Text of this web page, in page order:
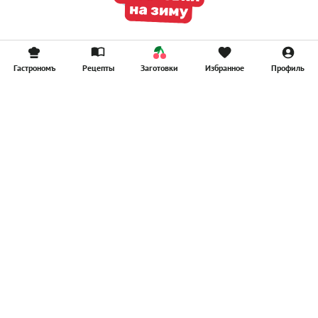
Гастрономъ Рецепты Заготовки Избранное Профиль